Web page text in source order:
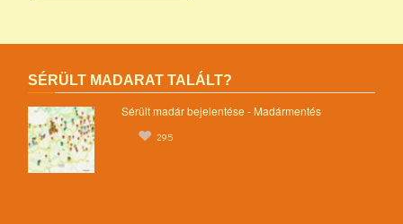
SÉRÜLT MADARAT TALÁLT?
Sérült madár bejelentése - Madármentés
295